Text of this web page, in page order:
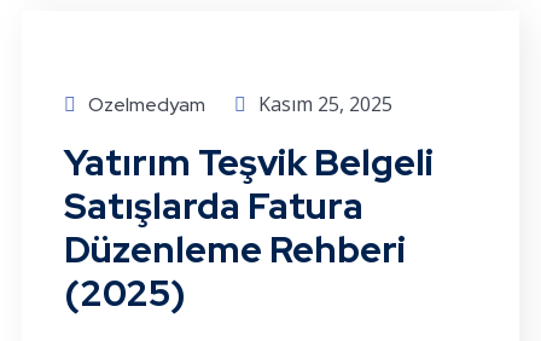
Ozelmedyam Kasım 25, 2025
Yatırım Teşvik Belgeli
Satışlarda Fatura
Düzenleme Rehberi
(2025)